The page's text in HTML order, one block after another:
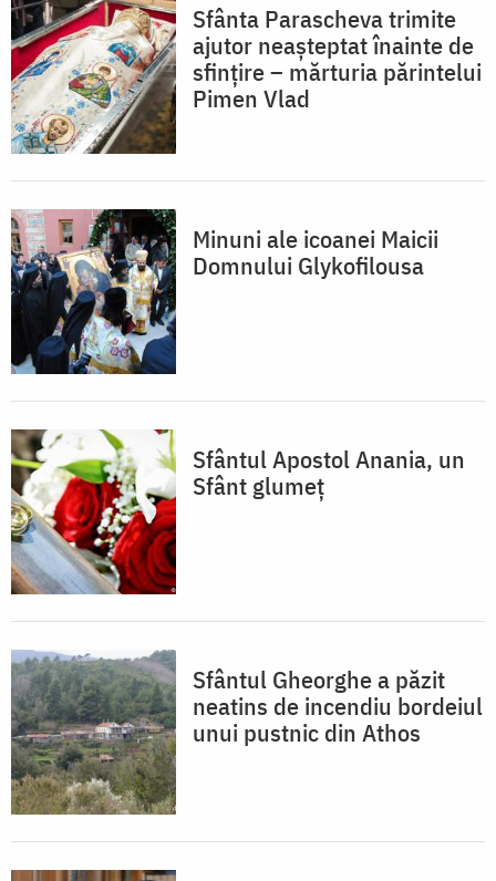
Sfânta Parascheva trimite
ajutor neașteptat înainte de
sfințire – mărturia părintelui
Pimen Vlad
Minuni ale icoanei Maicii
Domnului Glykofilousa
Sfântul Apostol Anania, un
Sfânt glumeț
Sfântul Gheorghe a păzit
neatins de incendiu bordeiul
unui pustnic din Athos